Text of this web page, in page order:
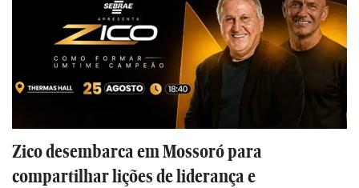
Zico desembarca em Mossoró para
compartilhar lições de liderança e